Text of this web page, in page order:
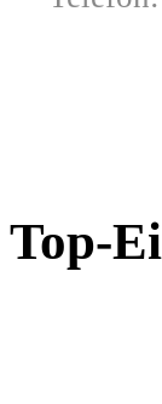
Top-